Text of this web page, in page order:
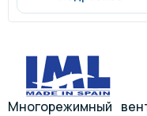
Многорежимный